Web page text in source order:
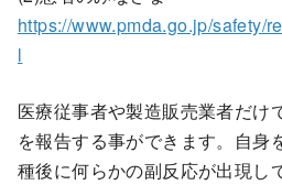
https://www.pmda.go.jp/safety/
l
医療従事者や製造販売業者だけ
を報告する事ができます。自身
種後に何らかの副反応が出現し